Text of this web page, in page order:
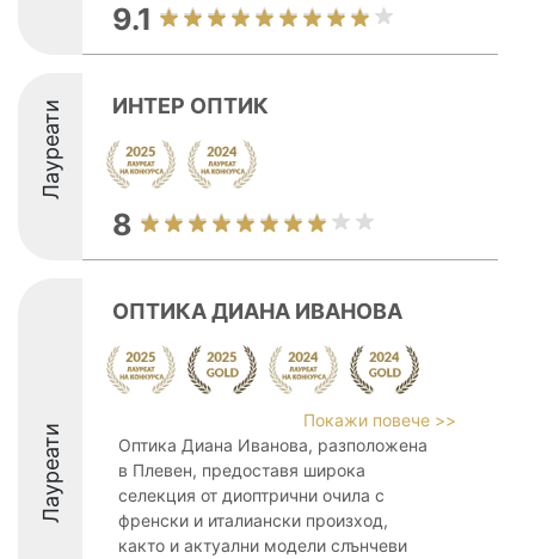
9.1
Лауреати ИНТЕР ОПТИК
8
Лауреати
ОПТИКА ДИАНА ИВАНОВА
Покажи повече >>
Оптика Диана Иванова, разположена
в Плевен, предоставя широка
селекция от диоптрични очила с
френски и италиански произход,
както и актуални модели слънчеви